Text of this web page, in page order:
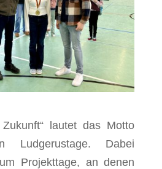
lautet das Motto
Ludgerustage. Dabei
Projekttage, an denen